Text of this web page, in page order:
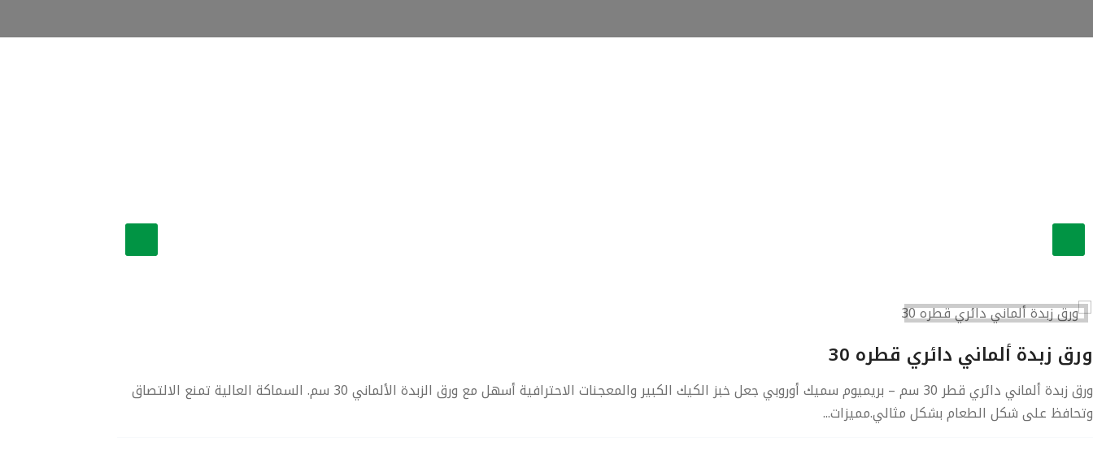
ورق زبدة ألماني دائري قطره 30
ورق زبدة ألماني دائري قطر 30 سم – بريميوم سميك أوروبي جعل خبز الكيك الكبير والمعجنات الاحترافية أسهل مع ورق الزبدة الألماني 30 سم. السماكة العالية تمنع الالتصاق
وتحافظ على شكل الطعام بشكل مثالي.مميزات...